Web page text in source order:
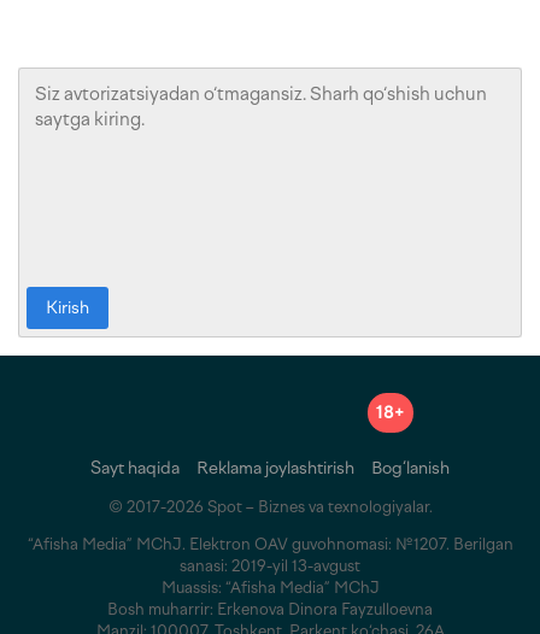
Kirish
18+
Sayt haqida Reklama joylashtirish Bog‘lanish
© 2017-2026 Spot – Biznes va texnologiyalar.
“Afisha Media” MChJ. Elektron OAV guvohnomasi: №1207. Berilgan
sanasi: 2019-yil 13-avgust
Muassis: “Afisha Media” MChJ
Bosh muharrir: Erkenova Dinora Fayzulloevna